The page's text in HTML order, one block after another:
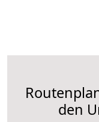
den